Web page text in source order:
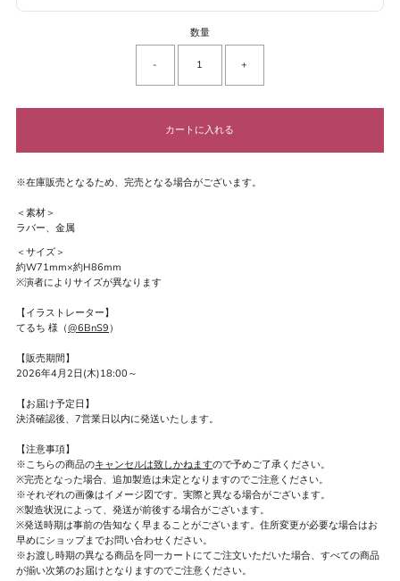
数量
- +
※在庫販売となるため、完売となる場合がございます。
＜素材＞
ラバー、金属
＜サイズ＞
約W71mm×約H86mm
※演者によりサイズが異なります
【イラストレーター】
てるち 様（@6BnS9 ）
【販売期間】
2026年4月2日(木)18:00～
【お届け予定日】
決済確認後、7営業日以内に発送いたします。
【注意事項】
※こちらの商品のキャンセルは致しかねますので予めご了承ください。
※完売となった場合、追加製造は未定となりますのでご注意ください。
※それぞれの画像はイメージ図です。実際と異なる場合がございます。
※製造状況によって、発送が前後する場合がございます。
※発送時期は事前の告知なく早まることがございます。住所変更が必要な場合はお
早めにショップまでお問い合わせください。
※お渡し時期の異なる商品を同一カートにてご注文いただいた場合、すべての商品
が揃い次第のお届けとなりますのでご注意ください。